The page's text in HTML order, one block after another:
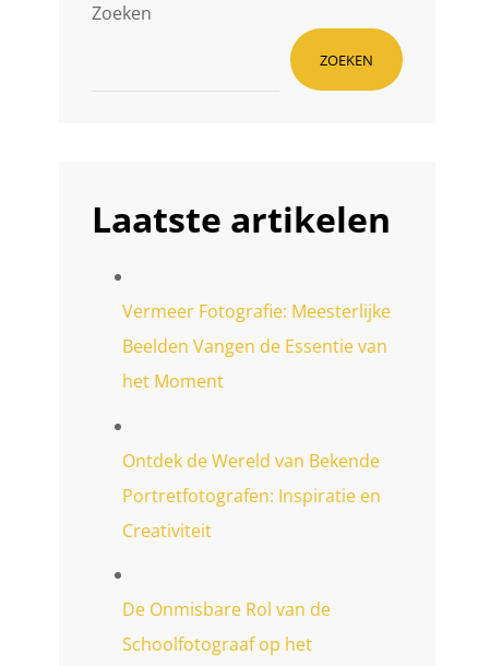
Zoeken
ZOEKEN
Laatste artikelen
Vermeer Fotografie: Meesterlijke
Beelden Vangen de Essentie van
het Moment
Ontdek de Wereld van Bekende
Portretfotografen: Inspiratie en
Creativiteit
De Onmisbare Rol van de
Schoolfotograaf op het